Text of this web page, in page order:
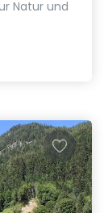
Natur und